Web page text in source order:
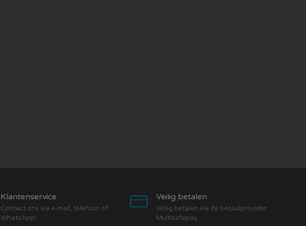
Klantenservice
Contact ons via e-mail, telefoon of
WhatsApp!
Veilig betalen
Veilig betalen via de betaalprovider
Multisafepay